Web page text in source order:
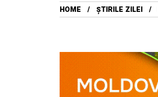
HOME ȘTIRILE ZILEI